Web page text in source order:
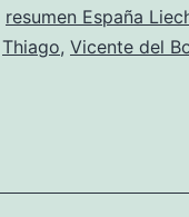
resumen España
Thiago, Vicente del